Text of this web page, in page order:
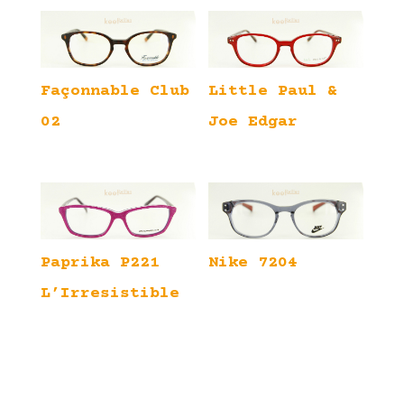
Façonnable Club
02
Little Paul &
Joe Edgar
Paprika P221
L’Irresistible
Nike 7204